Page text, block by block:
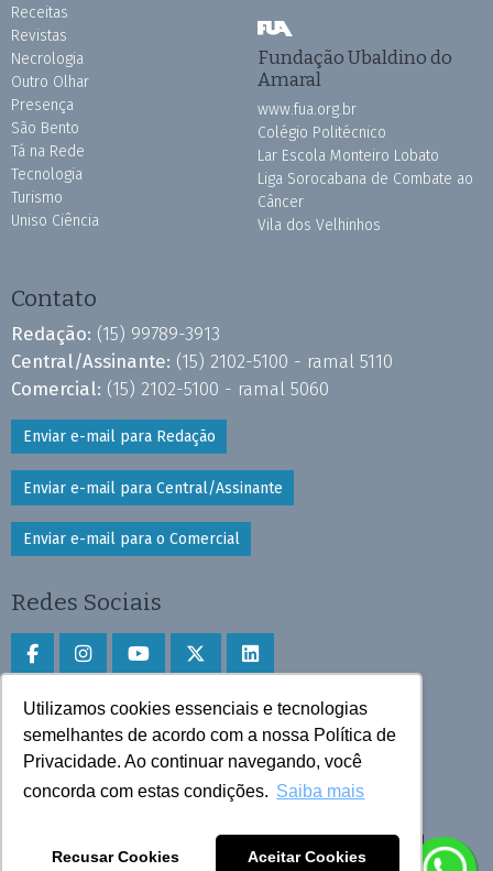
Utilizamos cookies essenciais e tecnologias
semelhantes de acordo com a nossa Política de
Privacidade. Ao continuar navegando, você
concorda com estas condições. Saiba mais
Recusar Cookies Aceitar Cookies
Receitas
Revistas
Necrologia
Outro Olhar
Presença
São Bento
Tá na Rede
Tecnologia
Turismo
Uniso Ciência
Fundação Ubaldino do
Amaral
www.fua.org.br
Colégio Politécnico
Lar Escola Monteiro Lobato
Liga Sorocabana de Combate ao
Câncer
Vila dos Velhinhos
Contato
Redação: (15) 99789-3913
Central/Assinante: (15) 2102-5100 - ramal 5110
Comercial: (15) 2102-5100 - ramal 5060
Enviar e-mail para Redação
Enviar e-mail para Central/Assinante
Enviar e-mail para o Comercial
Redes Sociais
Faça download do aplicativo
Play Store e App Store
Todos os direitos reservados © 2025 Cruzeiro do Sul